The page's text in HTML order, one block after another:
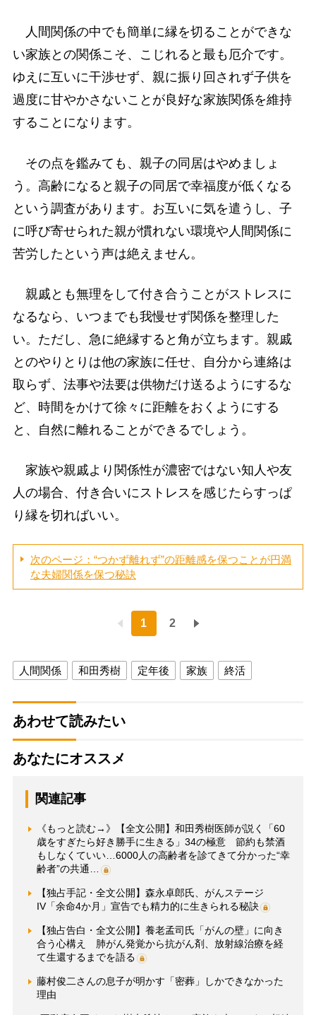
人間関係の中でも簡単に縁を切ることができな
い家族との関係こそ、こじれると最も厄介です。
ゆえに互いに干渉せず、親に振り回されず子供を
過度に甘やかさないことが良好な家族関係を維持
することになります。
その点を鑑みても、親子の同居はやめましょ
う。高齢になると親子の同居で幸福度が低くなる
という調査があります。お互いに気を遣うし、子
に呼び寄せられた親が慣れない環境や人間関係に
苦労したという声は絶えません。
親戚とも無理をして付き合うことがストレスに
なるなら、いつまでも我慢せず関係を整理した
い。ただし、急に絶縁すると角が立ちます。親戚
とのやりとりは他の家族に任せ、自分から連絡は
取らず、法事や法要は供物だけ送るようにするな
ど、時間をかけて徐々に距離をおくようにする
と、自然に離れることができるでしょう。
家族や親戚より関係性が濃密ではない知人や友
人の場合、付き合いにストレスを感じたらすっぱ
り縁を切ればいい。
次のページ：“つかず離れず”の距離感を保つことが円満
な夫婦関係を保つ秘訣
1 2
人間関係 和田秀樹 定年後 家族 終活
あわせて読みたい
あなたにオススメ
関連記事
《もっと読む→》【全文公開】和田秀樹医師が説く「60
歳をすぎたら好き勝手に生きる」34の極意 節約も禁酒
もしなくていい…6000人の高齢者を診てきて分かった“幸
齢者”の共通…
【独占手記・全文公開】森永卓郎氏、がんステージ
IV「余命4か月」宣告でも精力的に生きられる秘訣
【独占告白・全文公開】養老孟司氏「がんの壁」に向き
合う心構え 肺がん発覚から抗がん剤、放射線治療を経
て生還するまでを語る
藤村俊二さんの息子が明かす「密葬」しかできなかった
理由